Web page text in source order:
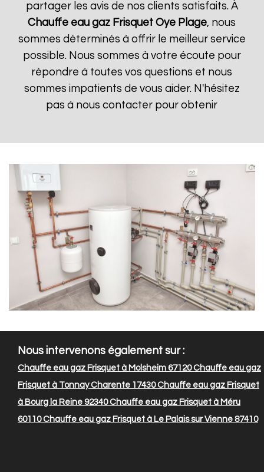
partager les avis de nos clients satisfaits. À
Chauffe eau gaz Frisquet Oye Plage, nous
sommes déterminés à offrir le meilleur service
possible. Nous sommes à votre écoute pour
répondre à toutes vos questions et nous
sommes impatients de vous aider. N'hésitez
pas à nous contacter pour obtenir
Nous intervenons également sur :
Chauffe eau gaz Frisquet à Molsheim 67120Chauffe eau gaz
Frisquet à Tonnay Charente 17430Chauffe eau gaz Frisquet
à Bourg la Reine 92340Chauffe eau gaz Frisquet à Méru
60110Chauffe eau gaz Frisquet à Le Palais sur Vienne 87410